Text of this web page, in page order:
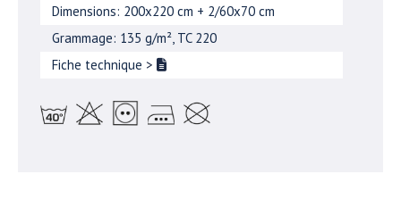
Dimensions: 200x220 cm + 2/60x70 cm
Grammage: 135 g/m², TC 220
Fiche technique >